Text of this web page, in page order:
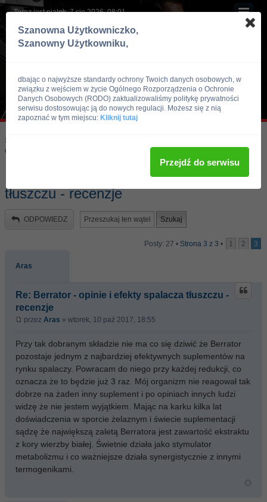
Teraz jest piątek, 7 sie 2026, 08:01
Skocz do:
Odżywki i suplementy
Berrator - opinie i efekty spalacza
tłuszczu - recenzje
ODPOWIEDZ
Posty: 27 • Strona 3 z 3 • 1 2 3
Aras
Re: Berrator - opinie i efekty spalacza tłuszczu -
recenzje
przez Aras » wtorek, 10 paź 2017, 18:55
Przy tak dobranym składzie nie ma co się dziwić że Berrator
pozostaje jednym z najbardziej efektywnych suplementów na
rynku spalaczy. Powracam do niego przy każdej redukcji, co
oznacza że to będzie już 3 raz. Mój organizm nie reagował tak
dobrze na żaden inny suplement i po opiniach innych ludzi
widzę że nie jestem wyjątkiem. Mając na karku kilka lat
doświadczenia w sporcie żelaznym i świecie suplementacji
sądzę że największą zaletą Berratora jest zawartość ekstraktu
z kory wierzby białej. Świetnie działa jako stymulator
metabolizmu i co ważniejsze działa synergistycznie z innymi
termogenikami.
Szanowna Użytkowniczko,
Szanowny Użytkowniku,
dbając o najwyższe standardy ochrony Twoich danych osobowych, w
związku z wejściem w życie Ogólnego Rozporządzenia o Ochronie
Danych Osobowych (RODO) zaktualizowaliśmy politykę prywatności
serwisu dostosowując ją do nowych regulacji. Możesz się z nią
zapoznać w tym miejscu: Kliknij tutaj
Przejdź do serwisu